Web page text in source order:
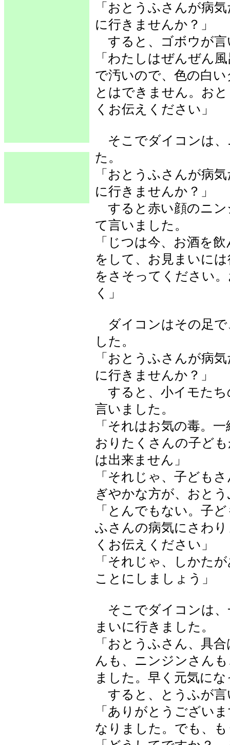
「おとうふさんが病
に行きませんか？」
すると、ゴボウが言
「わたしはぜんぜん
で汚いので、色の白
とはできません。お
くお伝えください」
そこでダイコンは、
た。
「おとうふさんが病
に行きませんか？」
すると赤い顔のニン
て言いました。
「じつは今、お酒を
をして、お見まいに
をさそってください
く」
ダイコンはその足で
した。
「おとうふさんが病
に行きませんか？」
すると、小イモたち
言いました。
「それはお気の毒。
おりたくさんの子ど
は出来ません」
「それじゃ、子ども
ぎやかな方が、おと
「とんでもない。子
ふさんの病気にさわ
くお伝えください」
「それじゃ、しかた
ことにしましょう」
そこでダイコンは、
まいに行きました。
「おとうふさん、具
んも、ニンジンさん
ました。早く元気に
すると、とうふが言
「ありがとうござい
なりました。でも、